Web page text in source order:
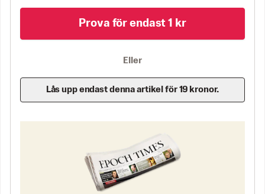
Prova för endast 1 kr
Eller
Lås upp endast denna artikel för 19 kronor.